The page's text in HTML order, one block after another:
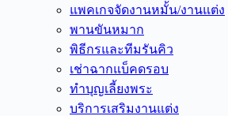
แพคเกจจัดงานหมั้น/งานแต่ง
พานขันหมาก
พิธีกรและทีมรันคิว
เช่าฉากแบ็คดรอบ
ทำบุญเลี้ยงพระ
บริการเสริมงานแต่ง